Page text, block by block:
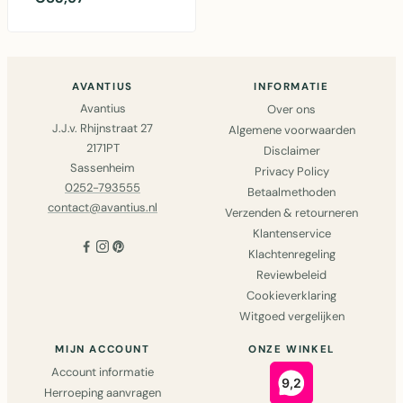
AVANTIUS
Avantius
J.J.v. Rhijnstraat 27
2171PT
Sassenheim
0252-793555
contact@avantius.nl
INFORMATIE
Over ons
Algemene voorwaarden
Disclaimer
Privacy Policy
Betaalmethoden
Verzenden & retourneren
Klantenservice
Klachtenregeling
Reviewbeleid
Cookieverklaring
Witgoed vergelijken
MIJN ACCOUNT
Account informatie
Herroeping aanvragen
ONZE WINKEL